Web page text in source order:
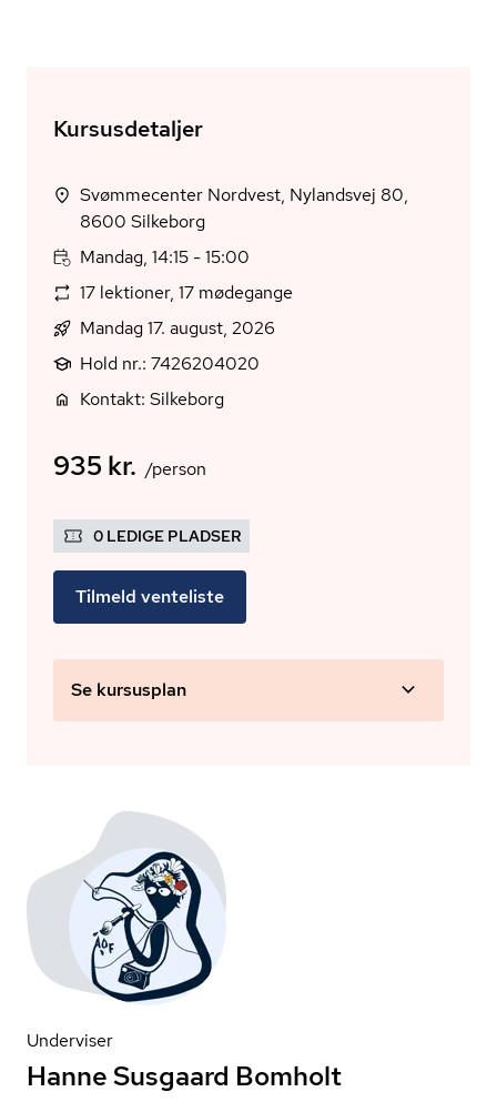
Kursusdetaljer
Svømmecenter Nordvest, Nylandsvej 80,
8600 Silkeborg
Mandag, 14:15 - 15:00
17 lektioner, 17 mødegange
Mandag 17. august, 2026
Hold nr.: 7426204020
Kontakt: Silkeborg
935 kr. /person
0 LEDIGE PLADSER
Tilmeld venteliste
Se kursusplan
Underviser
Hanne Susgaard Bomholt